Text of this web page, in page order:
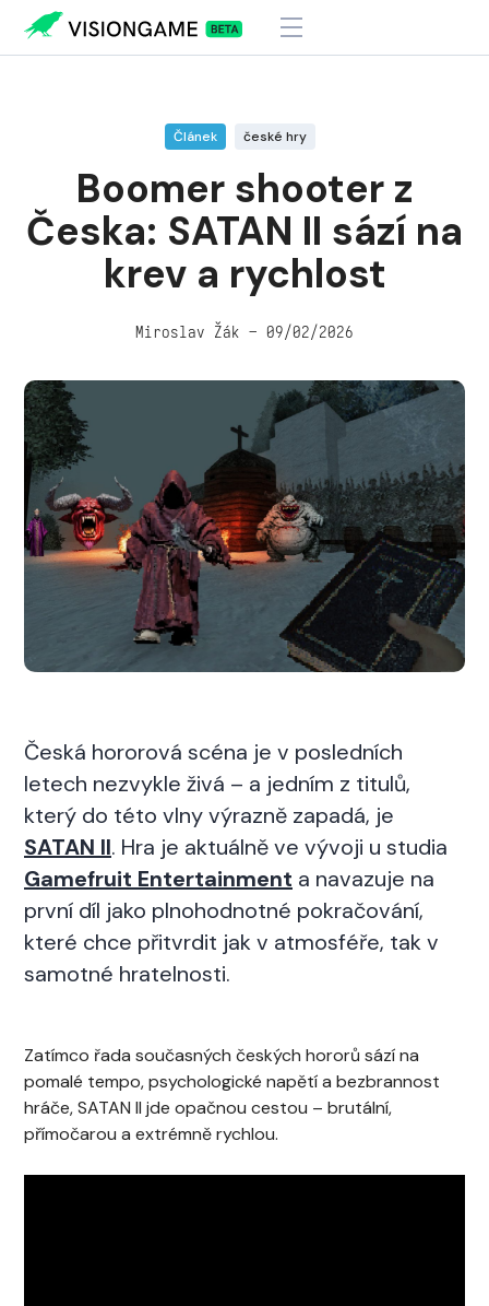
Článek české hry
Boomer shooter z
Česka: SATAN II sází na
krev a rychlost
Miroslav Žák – 09/02/2026
Česká hororová scéna je v posledních
letech nezvykle živá – a jedním z titulů,
který do této vlny výrazně zapadá, je
SATAN II. Hra je aktuálně ve vývoji u studia
Gamefruit Entertainment a navazuje na
první díl jako plnohodnotné pokračování,
které chce přitvrdit jak v atmosféře, tak v
samotné hratelnosti.
Zatímco řada současných českých hororů sází na
pomalé tempo, psychologické napětí a bezbrannost
hráče, SATAN II jde opačnou cestou – brutální,
přímočarou a extrémně rychlou.